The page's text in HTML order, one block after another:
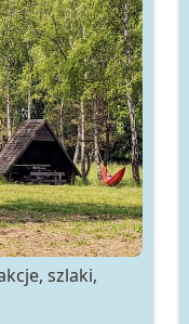
szlaki,